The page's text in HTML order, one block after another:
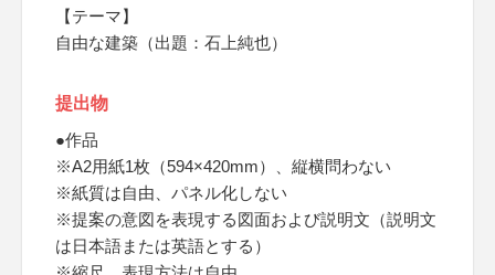
【テーマ】
自由な建築（出題：石上純也）
提出物
●作品
※A2用紙1枚（594×420mm）、縦横問わない
※紙質は自由、パネル化しない
※提案の意図を表現する図面および説明文（説明文
は日本語または英語とする）